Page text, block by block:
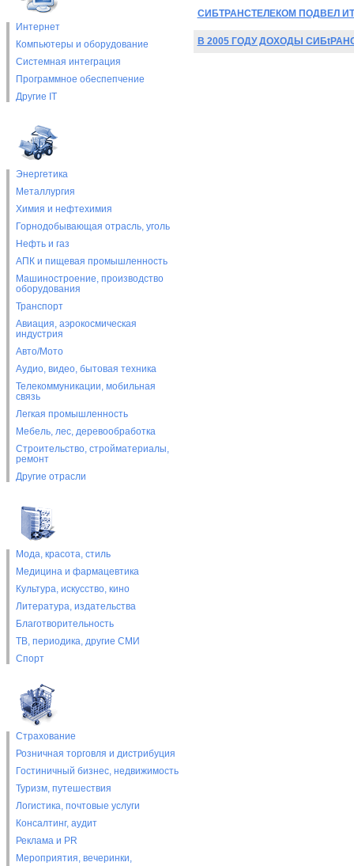
Интернет
Компьютеры и оборудование
Системная интеграция
Программное обеспепчение
Другие IT
Энергетика
Металлургия
Химия и нефтехимия
Горнодобывающая отрасль, уголь
Нефть и газ
АПК и пищевая промышленность
Машиностроение, производство
оборудования
Транспорт
Авиация, аэрокосмическая
индустрия
Авто/Мото
Аудио, видео, бытовая техника
Телекоммуникации, мобильная
связь
Легкая промышленность
Мебель, лес, деревообработка
Строительство, стройматериалы,
ремонт
Другие отрасли
Мода, красота, стиль
Медицина и фармацевтика
Культура, искусство, кино
Литература, издательства
Благотворительность
ТВ, периодика, другие СМИ
Спорт
Страхование
Розничная торговля и дистрибуция
Гостиничный бизнес, недвижимость
Туризм, путешествия
Логистика, почтовые услуги
Консалтинг, аудит
Реклама и PR
Мероприятия, вечеринки,
СИБТРАНСТЕЛЕКОМ ПОДВЕЛ
В 2005 ГОДУ ДОХОДЫ